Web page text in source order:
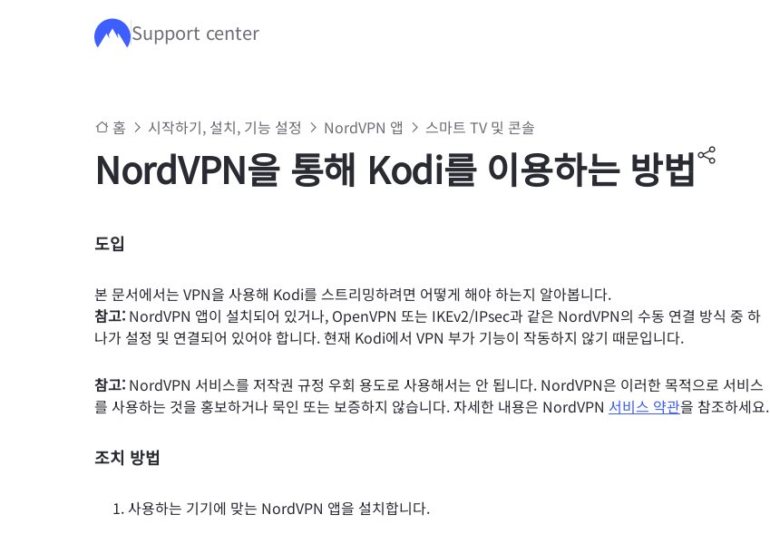
주요 콘텐츠로 건너뛰기
Support center
홈 시작하기, 설치, 기능 설정 NordVPN 앱 스마트 TV 및 콘솔
NordVPN을 통해 Kodi를 이용하는 방법
도입
본 문서에서는 VPN을 사용해 Kodi를 스트리밍하려면 어떻게 해야 하는지 알아봅니다.
참고: NordVPN 앱이 설치되어 있거나, OpenVPN 또는 IKEv2/IPsec과 같은 NordVPN의 수동 연결 방식 중 하
나가 설정 및 연결되어 있어야 합니다. 현재 Kodi에서 VPN 부가 기능이 작동하지 않기 때문입니다.
참고: NordVPN 서비스를 저작권 규정 우회 용도로 사용해서는 안 됩니다. NordVPN은 이러한 목적으로 서비스
를 사용하는 것을 홍보하거나 묵인 또는 보증하지 않습니다. 자세한 내용은 NordVPN 서비스 약관을 참조하세요.
조치 방법
사용하는 기기에 맞는 NordVPN 앱을 설치합니다.